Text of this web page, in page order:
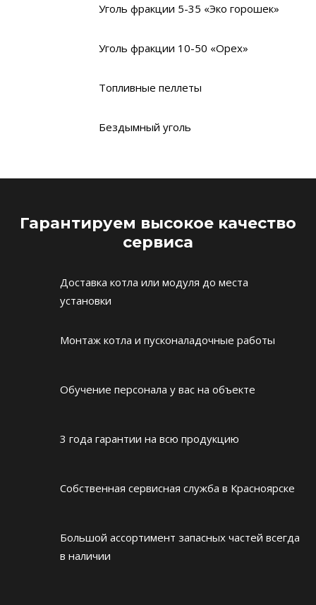
Уголь фракции 5-35 «Эко горошек»
Уголь фракции 10-50 «Орех»
Топливные пеллеты
Бездымный уголь
Гарантируем высокое качество
сервиса
Доставка котла или модуля до места
установки
Монтаж котла и пусконаладочные работы
Обучение персонала у вас на объекте
3 года гарантии на всю продукцию
Собственная сервисная служба в Красноярске
Большой ассортимент запасных частей всегда
в наличии